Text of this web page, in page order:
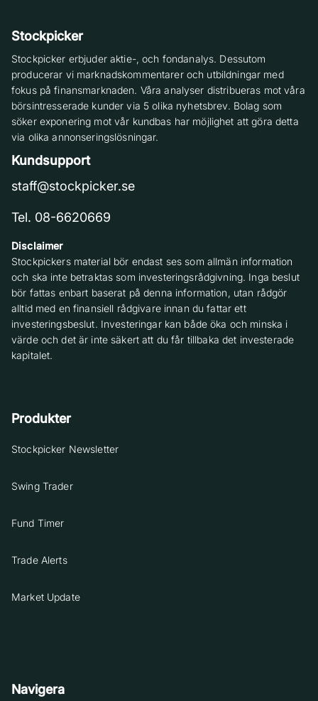
Stockpicker
Stockpicker erbjuder aktie-, och fondanalys. Dessutom
producerar vi marknadskommentarer och utbildningar med
fokus på finansmarknaden. Våra analyser distribueras mot våra
börsintresserade kunder via 5 olika nyhetsbrev. Bolag som
söker exponering mot vår kundbas har möjlighet att göra detta
via olika annonseringslösningar.
Kundsupport
staff@stockpicker.se
Tel. 08-6620669
Disclaimer
Stockpickers material bör endast ses som allmän information
och ska inte betraktas som investeringsrådgivning. Inga beslut
bör fattas enbart baserat på denna information, utan rådgör
alltid med en finansiell rådgivare innan du fattar ett
investeringsbeslut. Investeringar kan både öka och minska i
värde och det är inte säkert att du får tillbaka det investerade
kapitalet.
Produkter
Stockpicker Newsletter
Swing Trader
Fund Timer
Trade Alerts
Market Update
Navigera